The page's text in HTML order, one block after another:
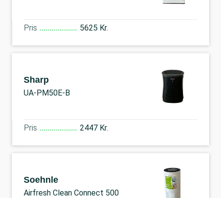
Pris 5625 Kr.
Sharp
UA-PM50E-B
Pris 2447 Kr.
Soehnle
Airfresh Clean Connect 500